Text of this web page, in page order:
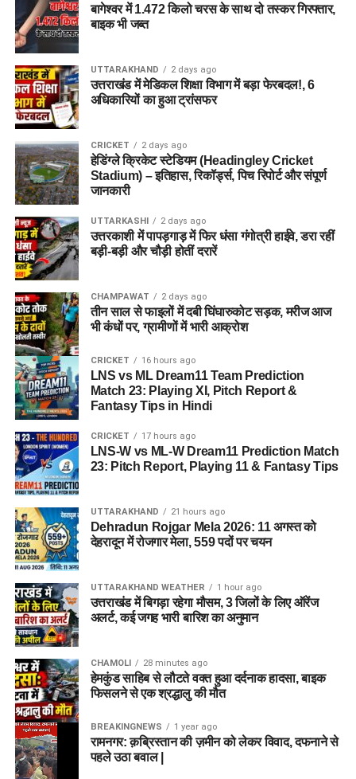
बागेश्वर में 1.472 किलो चरस के साथ दो तस्कर गिरफ्तार,
बाइक भी जब्त
UTTARAKHAND 2 days ago
उत्तराखंड में मेडिकल शिक्षा विभाग में बड़ा फेरबदल!, 6
अधिकारियों का हुआ ट्रांसफर
CRICKET 2 days ago
हेडिंग्ले क्रिकेट स्टेडियम (Headingley Cricket
Stadium) – इतिहास, रिकॉर्ड्स, पिच रिपोर्ट और संपूर्ण
जानकारी
UTTARKASHI 2 days ago
उत्तरकाशी में पापड़गाड़ में फिर धंसा गंगोत्री हाईवे, डरा रहीं
बड़ी-बड़ी और चौड़ी होतीं दरारें
CHAMPAWAT 2 days ago
तीन साल से फाइलों में दबी घिंघारुकोट सड़क, मरीज आज
भी कंधों पर, ग्रामीणों में भारी आक्रोश
CRICKET 16 hours ago
LNS vs ML Dream11 Team Prediction
Match 23: Playing XI, Pitch Report &
Fantasy Tips in Hindi
CRICKET 17 hours ago
LNS-W vs ML-W Dream11 Prediction Match
23: Pitch Report, Playing 11 & Fantasy Tips
UTTARAKHAND 21 hours ago
Dehradun Rojgar Mela 2026: 11 अगस्त को
देहरादून में रोजगार मेला, 559 पदों पर चयन
UTTARAKHAND WEATHER 1 hour ago
उत्तराखंड में बिगड़ा रहेगा मौसम, 3 जिलों के लिए ऑरेंज
अलर्ट, कई जगह भारी बारिश का अनुमान
CHAMOLI 28 minutes ago
हेमकुंड साहिब से लौटते वक्त हुआ दर्दनाक हादसा, बाइक
फिसलने से एक श्रद्धालु की मौत
BREAKINGNEWS 1 year ago
रामनगर: क़ब्रिस्तान की ज़मीन को लेकर विवाद, दफनाने से
पहले उठा बवाल |